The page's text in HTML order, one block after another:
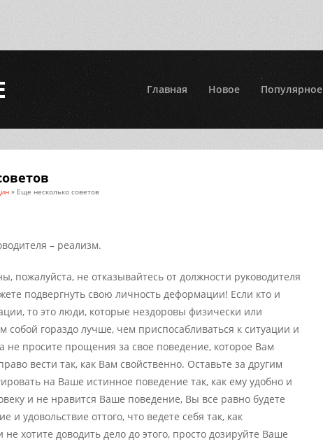
Главная Новое Популярное
» Еще несколько советов
– реализм.
пожалуйста, не отказывайтесь от должности руководителя
подвергнуть свою личность деформации! Если кто и
то это люди, которые нездоровы физически или
собой гораздо лучше, чем приспосабливаться к ситуации и
не просите прощения за свое поведение, которое Вам
вести так, как Вам свойственно. Оставьте за другим
на Ваше истинное поведение так, как ему удобно и
и не нравится Ваше поведение, Вы все равно будете
и удовольствие оттого, что ведете себя так, как
хотите доводить дело до этого, просто дозируйте Ваше